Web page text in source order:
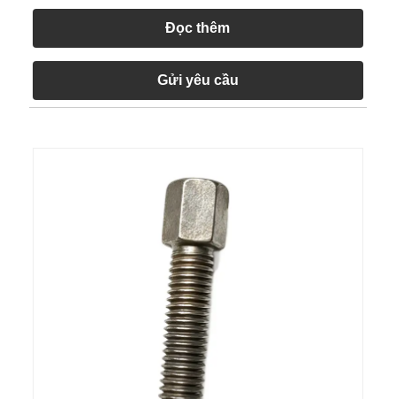
Đọc thêm
Gửi yêu cầu